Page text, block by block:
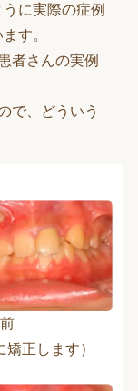
に実際の症例
す。
者さんの実例
で、どういう
正します）